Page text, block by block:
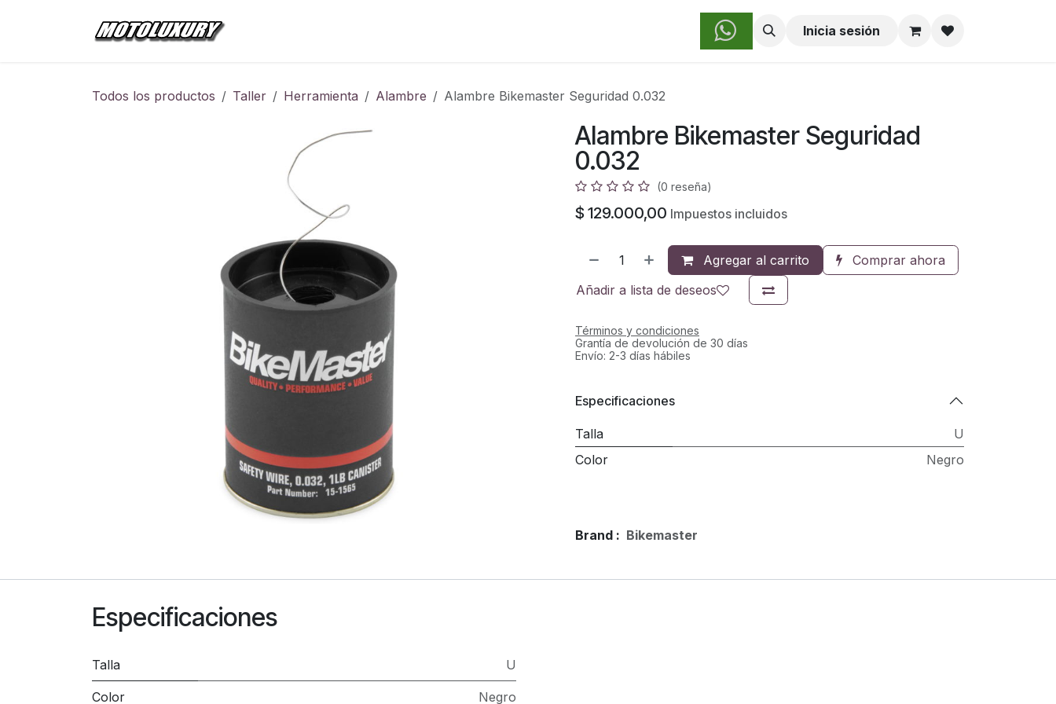
Sobre Nosotros Inicia sesión
Todos los productos Taller Herramienta Alambre Alambre Bikemaster Seguridad 0.032
Alambre Bikemaster Seguridad
0.032
(0 reseña)
$ 129.000,00 Impuestos incluidos
Agregar al carrito
Comprar ahora
Añadir a lista de deseos
Términos y condiciones
Grantía de devolución de 30 días
Envío: 2-3 días hábiles
Especificaciones
Talla
U
Color
Negro
Brand : Bikemaster
Especificaciones
Talla U
Color Negro